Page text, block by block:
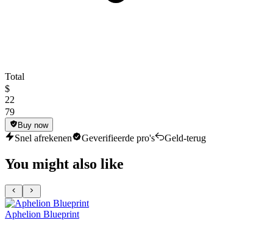
Total
$
22
79
Buy now
Snel afrekenen Geverifieerde pro's Geld-terug
You might also like
Aphelion Blueprint